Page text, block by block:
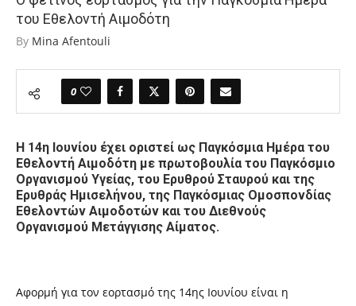
του Εθελοντή Αιμοδότη
By Mina Afentouli
0
Η 14η Ιουνίου έχει οριστεί ως Παγκόσμια Ημέρα του
Εθελοντή Αιμοδότη με πρωτοβουλία του Παγκόσμιο
Οργανισμού Υγείας, του Ερυθρού Σταυρού και της
Ερυθράς Ημισελήνου, της Παγκόσμιας Ομοσπονδίας
Εθελοντών Αιμοδοτών και του Διεθνούς
Οργανισμού Μετάγγισης Αίματος.
Αφορμή για τον εορτασμό της 14ης Ιουνίου είναι η